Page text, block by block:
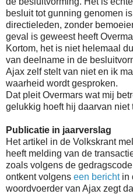
besluit tot gunning genomen
directieleden, zonder
geval is geweest heeft
Kortom, het is niet helemaal
van deelname in de
Ajax zelf stelt van niet en ik
waarheid wordt gesproken.
Dat pleit Overmars wat mij
gelukkig hoeft hij daarvan niet
Publicatie in jaarverslag
Het artikel in de Volkskrant
heeft melding van de
zoals volgens de
ontkent volgens een berichtin
woordvoerder van Ajax zegt